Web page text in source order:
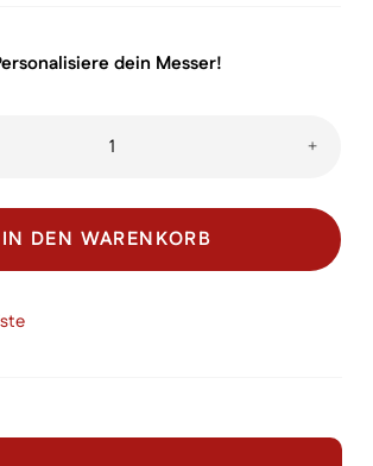
dein Messer!
Spartan
+
IN DEN WARENKORB